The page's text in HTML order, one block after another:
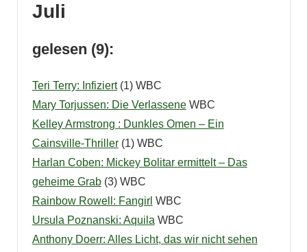
Juli
gelesen (9):
Teri Terry: Infiziert(1) WBC
Mary Torjussen: Die VerlasseneWBC
Kelley Armstrong : Dunkles Omen – Ein
Cainsville-Thriller(1) WBC
Harlan Coben: Mickey Bolitar ermittelt – Das
geheime Grab(3) WBC
Rainbow Rowell: Fangirl WBC
Ursula Poznanski: AquilaWBC
Anthony Doerr: Alles Licht, das wir nicht sehen